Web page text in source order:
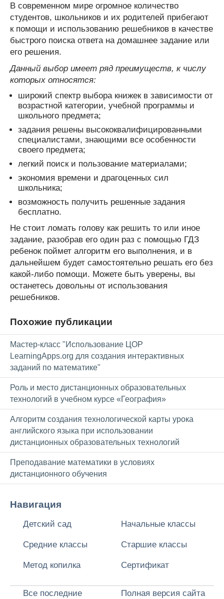
В современном мире огромное количество
студентов, школьников и их родителей прибегают
к помощи и использованию решебников в качестве
быстрого поиска ответа на домашнее задание или
его решения.
Данный выбор имеет ряд преимуществ, к числу
которых относятся:
широкий спектр выбора книжек в зависимости от
возрастной категории, учебной программы и
школьного предмета;
задания решены высококвалифицированными
специалистами, знающими все особенности
своего предмета;
легкий поиск и пользование материалами;
экономия времени и драгоценных сил
школьника;
возможность получить решенные задания
бесплатно.
Не стоит ломать голову как решить то или иное
задание, разобрав его один раз с помощью ГДЗ
ребенок поймет алгоритм его выполнения, и в
дальнейшем будет самостоятельно решать его без
какой-либо помощи. Можете быть уверены, вы
останетесь довольны от использования
решебников.
Похожие публикации
Мастер-класс "Использование ЦОР
LearningApps.org для создания интерактивных
заданий по математике"
Роль и место дистанционных образовательных
технологий в учебном курсе «География»
Алгоритм создания технологической карты урока
английского языка при использовании
дистанционных образовательных технологий
Преподавание математики в условиях
дистанционного обучения
Навигация
Детский сад Начальные классы
Средние классы Старшие классы
Метод копилка Сертификат
Все последние
Полная версия сайта